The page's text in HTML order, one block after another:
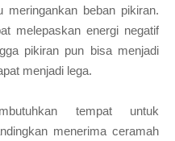
beban pikiran.
melepaskan energi negatif
pikiran pun bisa menjadi
menjadi lega.
tempat untuk
menerima ceramah